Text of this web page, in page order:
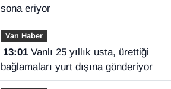
sona eriyor
Van Haber
13:01Vanlı 25 yıllık usta, ürettiği
bağlamaları yurt dışına gönderiyor